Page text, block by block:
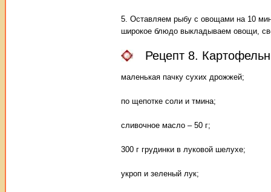
5. Оставляем рыбу с овощами на 10
широкое блюдо выкладываем овощи,
Рецепт 8.
маленькая пачку сухих дрожжей;
по щепотке соли и тмина;
сливочное масло – 50 г;
300 г грудинки в луковой шелухе;
укроп и зеленый лук;